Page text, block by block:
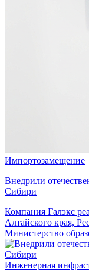
Импортозамещение
Внедрили
Сибири
Компания Галэкс
Алтайского края,
Министерство
Инженерная